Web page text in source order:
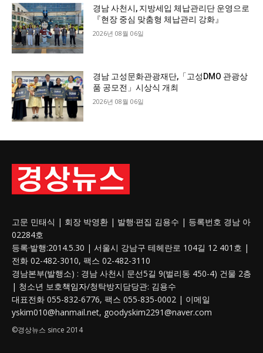
경남 사천시, 지방세입 체납관리단 운영으로
『현장 중심 맞춤형 체납관리 강화』
2026년 08월 06일
경남 고성문화관광재단,「고성DMO 관광상
품 공모전」시상식 개최
2026년 08월 06일
고문 민태식 | 회장 박영환 | 발행·편집 김용수 | 등록번호 경남 아
02284호
등록·발행:2014.5.30 | 서울시 강남구 테헤란로 104길 12 401호 |
전화 02-482-3010, 팩스 02-482-3110
경남본부(발행소) : 경남 사천시 문선5길 9(벌리동 450-4) 건물 2층
| 청소년 보호책임자/청탁방지담당관: 김용수
대표전화 055-832-6776, 팩스 055-835-0002 | 이메일
yskim010@hanmail.net, goodyskim2291@naver.com
©경상뉴스 since 2014